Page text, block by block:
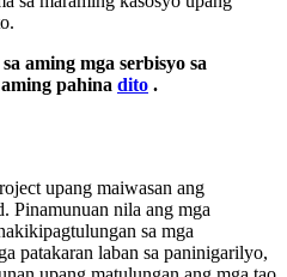
aming mga serbisyo sa
pahina dito .
upang maiwasan ang
Pinamunuan nila ang mga
sa mga
patakaran laban sa paninigarilyo,